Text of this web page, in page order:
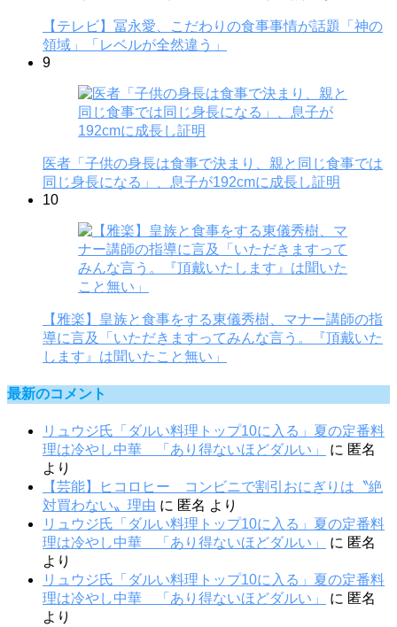
【テレビ】冨永愛、こだわりの食事事情が話題「神の
領域」「レベルが全然違う」
9
医者「子供の身長は食事で決まり、親と同じ食事では
同じ身長になる」、息子が192cmに成長し証明
10
【雅楽】皇族と食事をする東儀秀樹、マナー講師の指
導に言及「いただきますってみんな言う。『頂戴いた
します』は聞いたこと無い」
最新のコメント
リュウジ氏「ダルい料理トップ10に入る」夏の定番料
理は冷やし中華 「あり得ないほどダルい」
に 匿名
より
【芸能】ヒコロヒー コンビニで割引おにぎりは〝絶
対買わない〟理由 に 匿名 より
リュウジ氏「ダルい料理トップ10に入る」夏の定番料
理は冷やし中華 「あり得ないほどダルい」
に 匿名
より
リュウジ氏「ダルい料理トップ10に入る」夏の定番料
理は冷やし中華 「あり得ないほどダルい」
に 匿名
より